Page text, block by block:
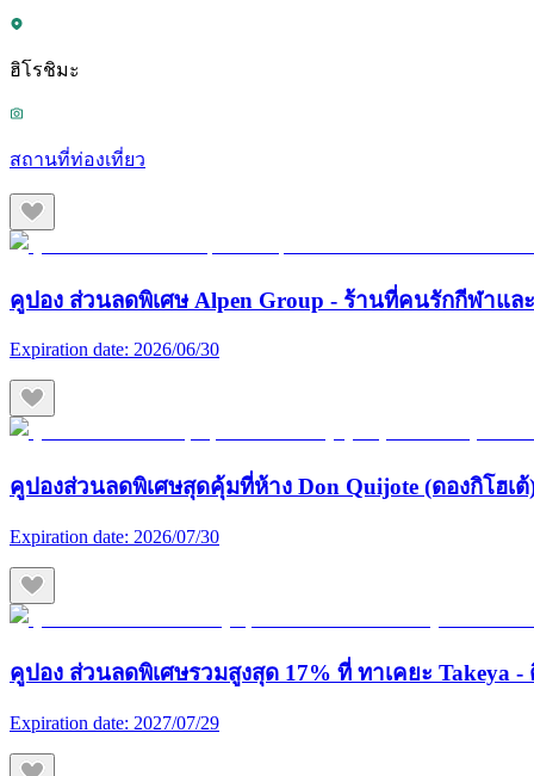
ฮิโรชิมะ
สถานที่ท่องเที่ยว
คูปอง ส่วนลดพิเศษ Alpen Group - ร้านที่คนรักกีฬาแล
Expiration date: 2026/06/30
คูปองส่วนลดพิเศษสุดคุ้มที่ห้าง Don Quijote (ดองกิโฮ
Expiration date: 2026/07/30
คูปอง ส่วนลดพิเศษรวมสูงสุด 17% ที่ ทาเคยะ Takeya
Expiration date: 2027/07/29